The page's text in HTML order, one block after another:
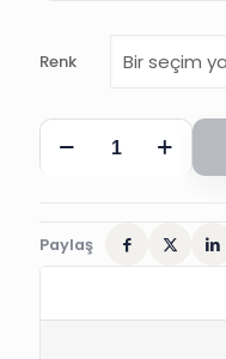
Renk
STRAFOR,
NAZAR
SARKITMA,
Paylaş